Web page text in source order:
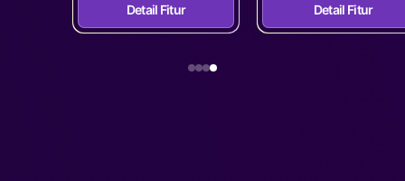
Detail Fitur Detail Fitur